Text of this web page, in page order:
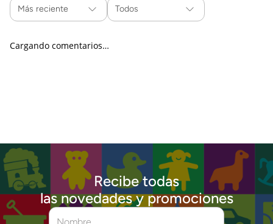
Más reciente Todos
Cargando comentarios…
Recibe todas
las novedades y promociones